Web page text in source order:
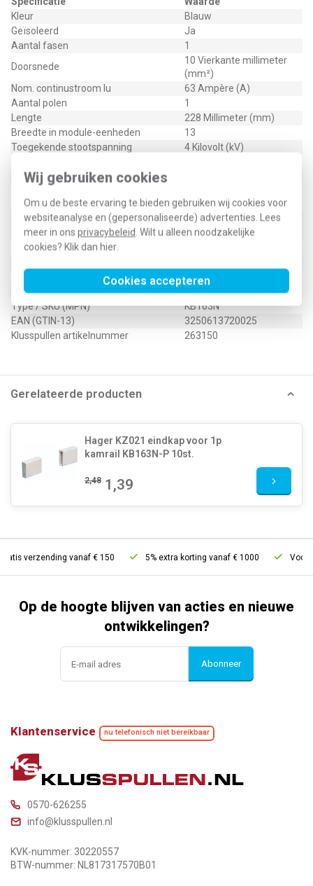
Wij gebruiken cookies
Om u de beste ervaring te bieden gebruiken wij cookies voor
websiteanalyse en (gepersonaliseerde) advertenties. Lees
meer in ons privacybeleid . Wilt u alleen noodzakelijke
cookies? Klik dan hier
Cookies accepteren
Kleur
Blauw
Geïsoleerd
Ja
Aantal fasen
1
Doorsnede
10 Vierkante millimeter
(mm²)
Nom. continustroom Iu
63 Ampère (A)
Aantal polen
1
Lengte
228 Millimeter (mm)
Breedte in module-eenheden
13
Toegekende stootspanning
4 Kilovolt (kV)
Aantal module-eenheden
hulpschakelaar
Nee
Geschikt voor apparaten met
nulgeleider
Nee
Geschikt voor aantal apparaten
17,8 Millimeter (mm)
Type / SKU (MPN)
KB163N
EAN (GTIN-13)
3250613720025
Klusspullen artikelnummer
263150
Gerelateerde producten
Hager KZ021 eindkap voor 1p
kamrail KB163N-P 10st.
2,48 1,39
verzending vanaf € 150 5% extra korting vanaf € 1000 Voor
Op de hoogte blijven van acties en nieuwe
ontwikkelingen?
Abonneer
Klantenservice nu telefonisch niet bereikbaar
0570-626255
info@klusspullen.nl
KVK-nummer: 30220557
BTW-nummer: NL817317570B01